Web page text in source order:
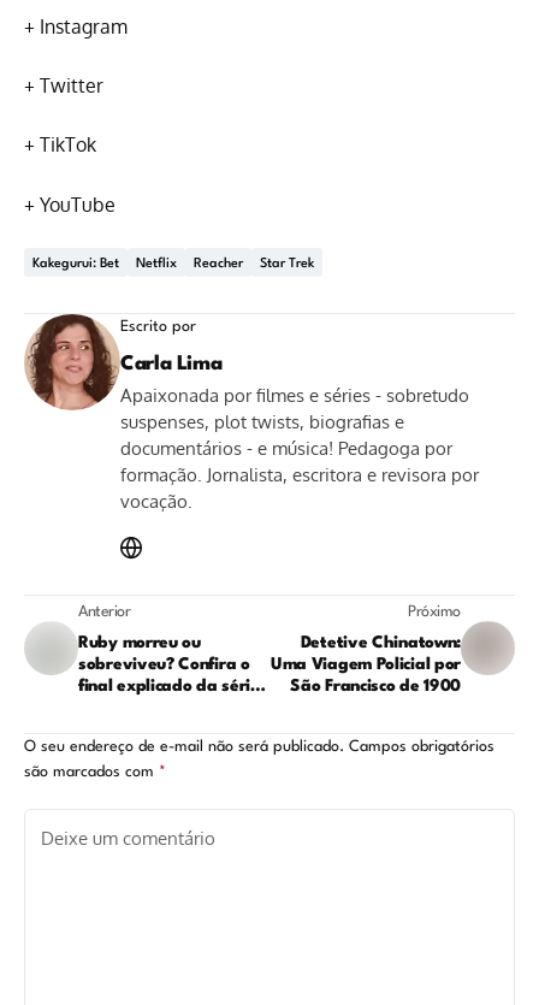
+ Instagram
+ Twitter
+ TikTok
+ YouTube
Kakegurui: Bet Netflix Reacher Star Trek
Escrito por
Carla Lima
Apaixonada por filmes e séries - sobretudo
suspenses, plot twists, biografias e
documentários - e música! Pedagoga por
formação. Jornalista, escritora e revisora por
vocação.
Anterior
Ruby morreu ou
sobreviveu? Confira o
final explicado da série
Próximo
Detetive Chinatown:
Uma Viagem Policial por
São Francisco de 1900
O seu endereço de e-mail não será publicado. Campos obrigatórios
são marcados com *